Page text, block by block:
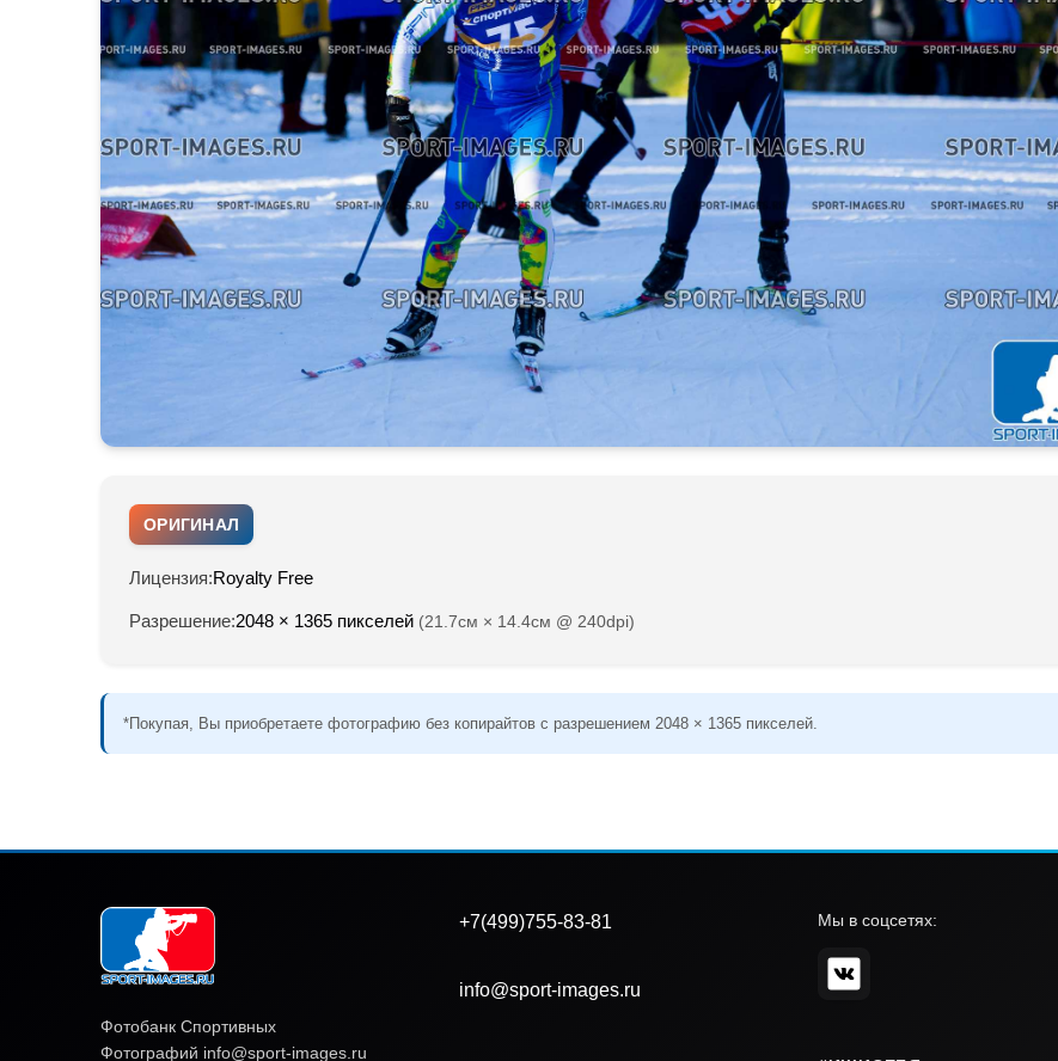
ОРИГИНАЛ
Лицензия:Royalty Free
Разрешение:2048 × 1365 пикселей (21.7см × 14.4см @ 240dpi)
*Покупая, Вы приобретаете фотографию без копирайтов с разрешением 2048 × 1365 пикселей.
Фотобанк Спортивных
Фотографий info@sport-images.ru
+7(499)755-83-81
info@sport-images.ru
Мы в соцсетях: